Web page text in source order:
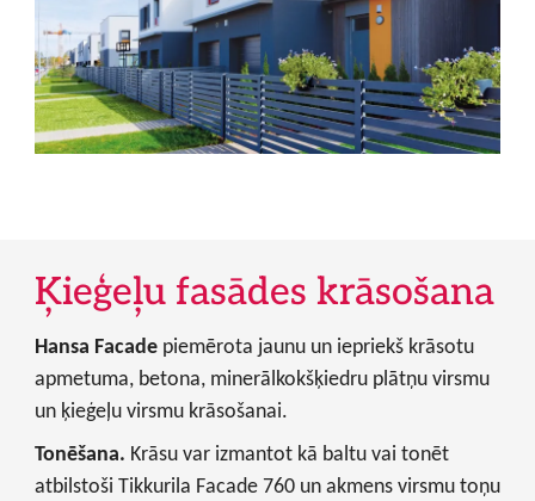
Ķieģeļu fasādes krāsošana
Hansa Facadepiemērota jaunu un iepriekš krāsotu
apmetuma, betona, minerālkokšķiedru plātņu virsmu
un ķieģeļu virsmu krāsošanai.
Tonēšana. Krāsu var izmantot kā baltu vai tonēt
atbilstoši Tikkurila Facade 760 un akmens virsmu toņu